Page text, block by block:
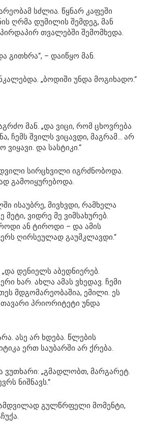
სძლია. წყნარ კაფეში
ღრმა დუმილის შემდეგ, მან
თვალებში შემომხედა.
გითხრა“, – დაიწყო მან.
„ბოდიში უნდა მოგიხადო.“
მან. „და ვიცი, რომ ცხოვრება
ჩემს შვილს ვიცავდი, მაგრამ… არ
ვიყავი. და სასტიკი.“
სირცხვილი იგრძნობოდა.
გამოიყურებოდა.
ისაუბრე, მივხვდი, რამხელა
მეტი, ვიდრე მე ვიმსახურებ.
ან ტიროდი – და ამის
ღირსეულად გაუმკლავდი.“
დენიელს აბედნიერებ.
ხარ. ახლა ამას ვხედავ. ჩემი
მდგომარეობაშია, ემილი. ეს
პრიორიტეტი უნდა
ასე არ ხდება. წლების
ერთ საუბარში არ ქრება.
ვუთხარი: „გმადლობთ, მარგარეტ.
ნიშნავს.“
გულწრფელი მომენტი,